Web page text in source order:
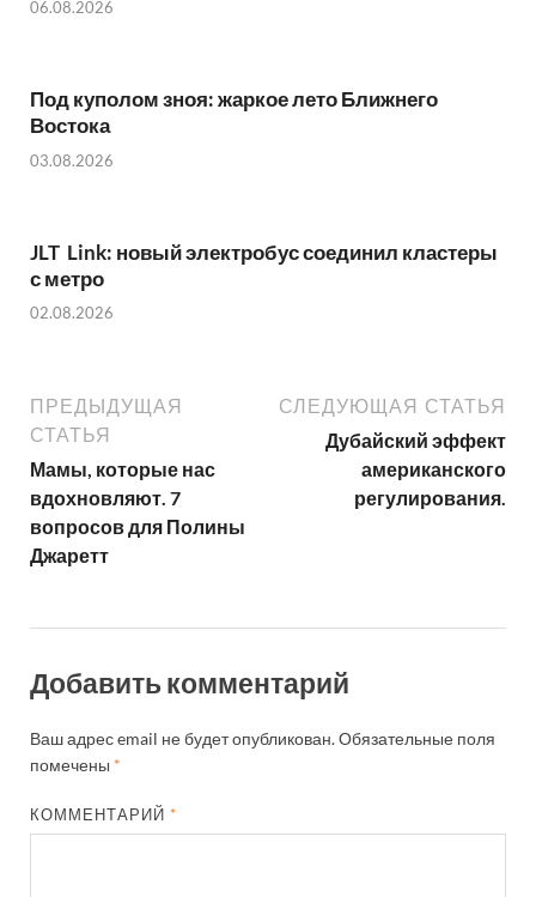
06.08.2026
Под куполом зноя: жаркое лето Ближнего
Востока
03.08.2026
JLT Link: новый электробус соединил кластеры
с метро
02.08.2026
ПРЕДЫДУЩАЯ
СТАТЬЯ
Мамы, которые нас
вдохновляют. 7
вопросов для Полины
Джаретт
СЛЕДУЮЩАЯ СТАТЬЯ
Дубайский эффект
американского
регулирования.
Добавить комментарий
Ваш адрес email не будет опубликован.Обязательные поля
помечены *
КОММЕНТАРИЙ*